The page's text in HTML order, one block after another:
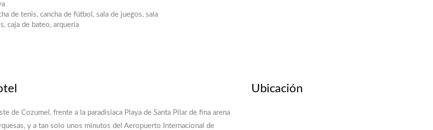
de tenis, cancha de fútbol, sala de juegos, sala
caja de bateo, arquería
de Cozumel, frente a la paradisiaca Playa de Santa Pilar de fina arena
y a tan solo unos minutos del Aeropuerto Internacional de
Ubicación